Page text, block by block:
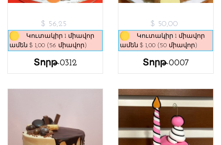
$ 56,25
Կուտակիր 1 միավոր
ամեն $ 1,00 (56 միավոր)
Տորթ-0312
$ 50,00
Կուտակիր 1 միավոր
ամեն $ 1,00 (50 միավոր)
Տորթ-0007